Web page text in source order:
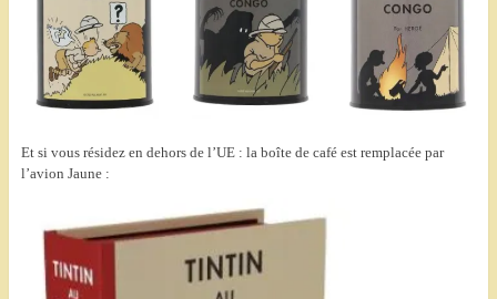
Et si vous résidez en dehors de l’UE : la boîte de café est remplacée par
l’avion Jaune :